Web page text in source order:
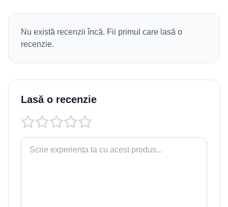
Nu există recenzii încă. Fii primul care lasă o
recenzie.
Lasă o recenzie